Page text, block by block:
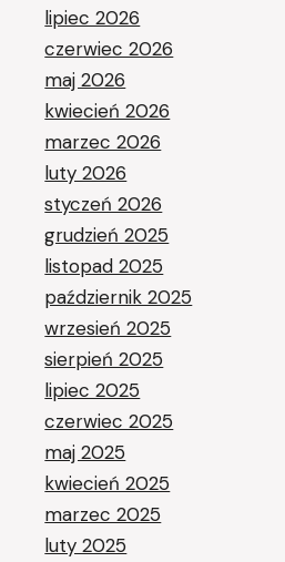
lipiec 2026
czerwiec 2026
maj 2026
kwiecień 2026
marzec 2026
luty 2026
styczeń 2026
grudzień 2025
listopad 2025
październik 2025
wrzesień 2025
sierpień 2025
lipiec 2025
czerwiec 2025
maj 2025
kwiecień 2025
marzec 2025
luty 2025